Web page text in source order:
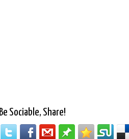
Be Sociable, Share!